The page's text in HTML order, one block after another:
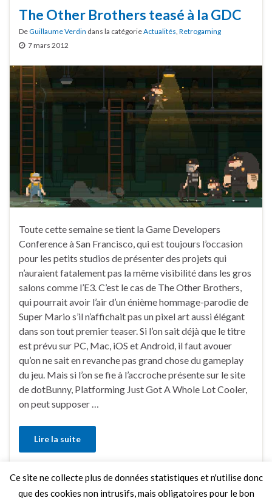
The Other Brothers teasé à la GDC
DeGuillaume Verdin dans la catégorieActualités, Retrogaming
7 mars 2012
Toute cette semaine se tient la Game Developers
Conference à San Francisco, qui est toujours l’occasion
pour les petits studios de présenter des projets qui
n’auraient fatalement pas la même visibilité dans les gros
salons comme l’E3. C’est le cas de The Other Brothers,
qui pourrait avoir l’air d’un énième hommage-parodie de
Super Mario s’il n’affichait pas un pixel art aussi élégant
dans son tout premier teaser. Si l’on sait déjà que le titre
est prévu sur PC, Mac, iOS et Android, il faut avouer
qu’on ne sait en revanche pas grand chose du gameplay
du jeu. Mais si l’on se fie à l’accroche présente sur le site
de dotBunny, Platforming Just Got A Whole Lot Cooler,
on peut supposer …
Lire la suite
Faire un commentaire
Ce site ne collecte plus de données statistiques et n'utilise donc
que des cookies non intrusifs, mais obligatoires pour le bon